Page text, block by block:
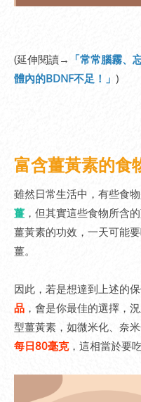
(延伸閱讀→ 「常常腦霧、
體內的BDNF不足！」 )
富含薑黃素的食
雖然日常生活中，有些食
薑 ，但其實這些食物所含
薑黃素的功效，一天可能
薑。
因此，若是想達到上述的
品 ，會是你最佳的選擇，
型薑黃素，如微米化、奈
每日80毫克，這相當於要